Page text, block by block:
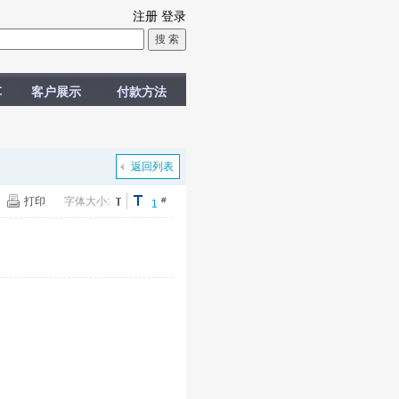
注册 登录
客户展示 付款方法
返回列表
1 #
打印 字体大小: